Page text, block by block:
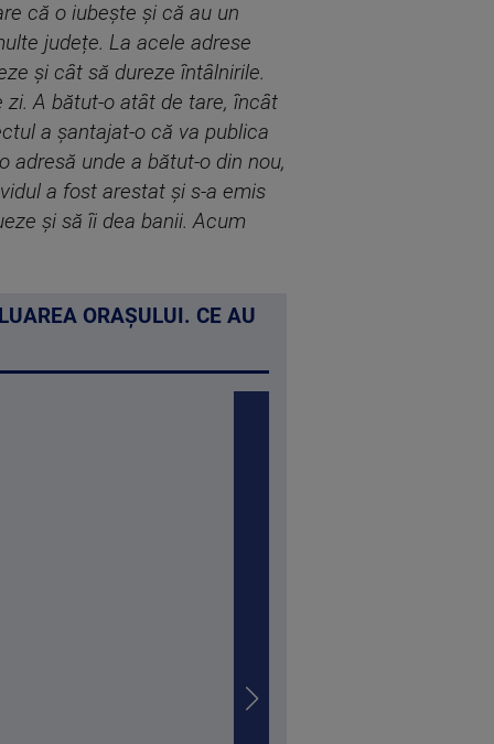
că o iubește și că au un
județe. La acele adrese
și cât să dureze întâlnirile.
A bătut-o atât de tare, încât
a șantajat-o că va publica
adresă unde a bătut-o din nou,
a fost arestat și s-a emis
și să îi dea banii. Acum
ORAȘULUI. CE AU